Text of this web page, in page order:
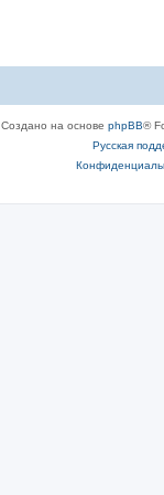
Создано на основе phpBB®
Русская